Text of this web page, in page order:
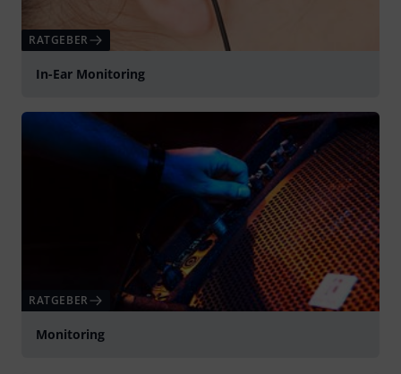
RATGEBER
In-Ear Monitoring
RATGEBER
Monitoring